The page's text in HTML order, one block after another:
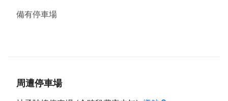
備有停車場
周遭停車場